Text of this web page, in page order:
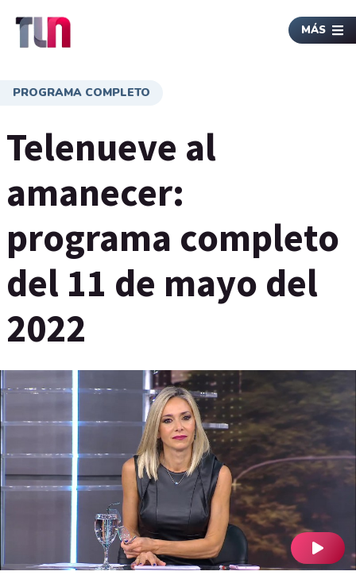
MÁS
PROGRAMA COMPLETO
Telenueve al
amanecer:
programa completo
del 11 de mayo del
2022